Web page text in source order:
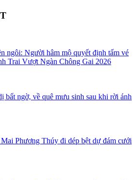
ngôi: Người hâm mộ quyết định tấm vé
Trai Vượt Ngàn Chông Gai 2026
bất ngờ, về quê mưu sinh sau khi rời ánh
Phương Thúy đi dép bệt dự đám cưới